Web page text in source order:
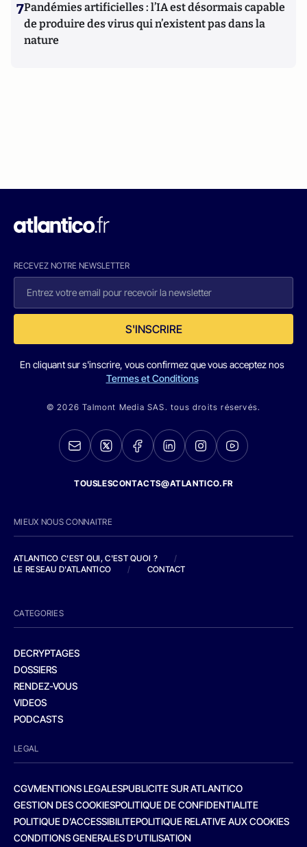
7Pandémies artificielles : l’IA est désormais capable
de produire des virus qui n’existent pas dans la
nature
RECEVEZ NOTRE NEWSLETTER
S'INSCRIRE
En cliquant sur s'inscrire, vous confirmez que vous acceptez nos
Termes et Conditions
© 2026 Talmont Media SAS. tous droits réservés.
TOUSLESCONTACTS@ATLANTICO.FR
MIEUX NOUS CONNAITRE
ATLANTICO C'EST QUI, C'EST QUOI ?
/
LE RESEAU D'ATLANTICO
/ CONTACT
CATEGORIES
DECRYPTAGES
DOSSIERS
RENDEZ-VOUS
VIDEOS
PODCASTS
LEGAL
CGVMENTIONS LEGALESPUBLICITE SUR ATLANTICO
GESTION DES COOKIESPOLITIQUE DE CONFIDENTIALITE
POLITIQUE D’ACCESSIBILITEPOLITIQUE RELATIVE AUX COOKIES
CONDITIONS GENERALES D’UTILISATION